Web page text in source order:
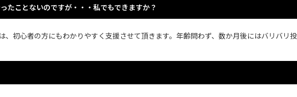
たことないのですが・・・私でもできますか？
初心者の方にもわかりやすく支援させて頂きます。年齢問わず、数か月後にはバリバリ投